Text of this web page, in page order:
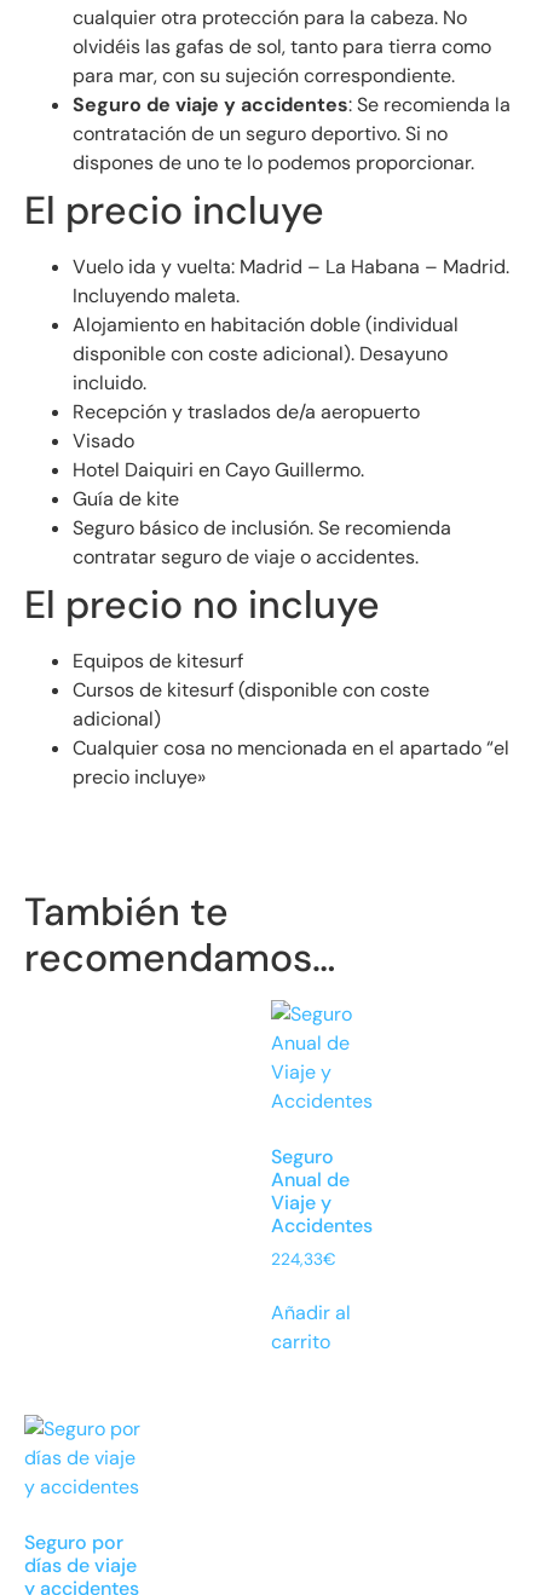
cualquier otra protección para la cabeza. No
olvidéis las gafas de sol, tanto para tierra como
para mar, con su sujeción correspondiente.
Seguro de viaje y accidentes: Se recomienda la
contratación de un seguro deportivo. Si no
dispones de uno te lo podemos proporcionar.
El precio incluye
Vuelo ida y vuelta: Madrid – La Habana – Madrid.
Incluyendo maleta.
Alojamiento en habitación doble (individual
disponible con coste adicional). Desayuno
incluido.
Recepción y traslados de/a aeropuerto
Visado
Hotel Daiquiri en Cayo Guillermo.
Guía de kite
Seguro básico de inclusión. Se recomienda
contratar seguro de viaje o accidentes.
El precio no incluye
Equipos de kitesurf
Cursos de kitesurf (disponible con coste
adicional)
Cualquier cosa no mencionada en el apartado “el
precio incluye»
También te
recomendamos…
Seguro
Anual de
Viaje y
Accidentes
224,33€
Añadir al
carrito
Seguro por
días de viaje
y accidentes